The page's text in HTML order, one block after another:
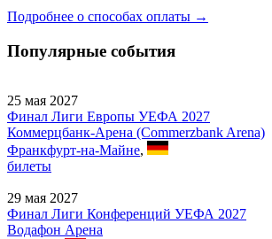
Подробнее о способах оплаты →
Популярные события
25 мая 2027
Финал Лиги Европы УЕФА 2027
Коммерцбанк-Арена (Commerzbank Arena)
Франкфурт-на-Майне,
билеты
29 мая 2027
Финал Лиги Конференций УЕФА 2027
Водафон Арена